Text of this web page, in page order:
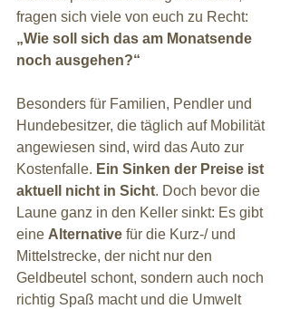
fragen sich viele von euch zu Recht:
„Wie soll sich das am Monatsende
noch ausgehen?“
Besonders für Familien, Pendler und
Hundebesitzer, die täglich auf Mobilität
angewiesen sind, wird das Auto zur
Kostenfalle. Ein Sinken der Preise ist
aktuell nicht in Sicht. Doch bevor die
Laune ganz in den Keller sinkt: Es gibt
eine Alternative für die Kurz-/ und
Mittelstrecke, der nicht nur den
Geldbeutel schont, sondern auch noch
richtig Spaß macht und die Umwelt